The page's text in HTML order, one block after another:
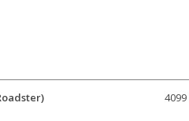
4099